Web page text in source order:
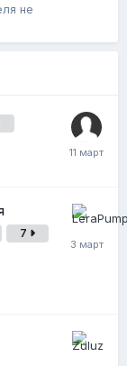
не
7